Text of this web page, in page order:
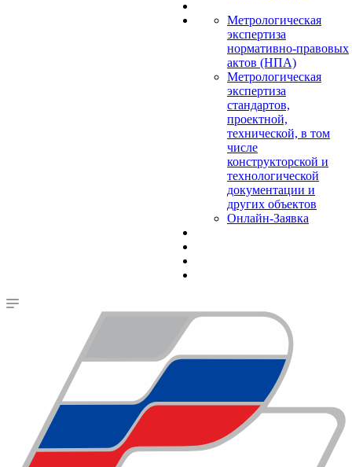
Метрологическая
экспертиза
нормативно-правовых
актов (НПА)
Метрологическая
экспертиза
стандартов,
проектной,
технической, в том
числе
конструкторской и
технологической
документации и
других объектов
Онлайн-Заявка